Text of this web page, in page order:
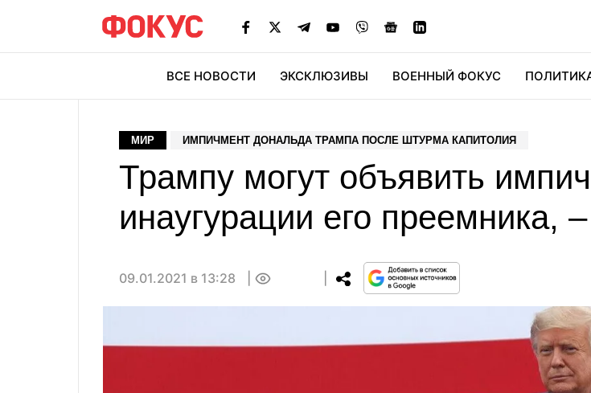
ВСЕ НОВОСТИ ЭКСКЛЮЗИВЫ ВОЕННЫЙ ФОКУС
МИР ИМПИЧМЕНТ ДОНАЛЬДА ТРАМПА ПОСЛЕ ШТУРМА КАПИТОЛИЯ
Трампу могут объявить
инаугурации его преемника,
09.01.2021 в 13:28